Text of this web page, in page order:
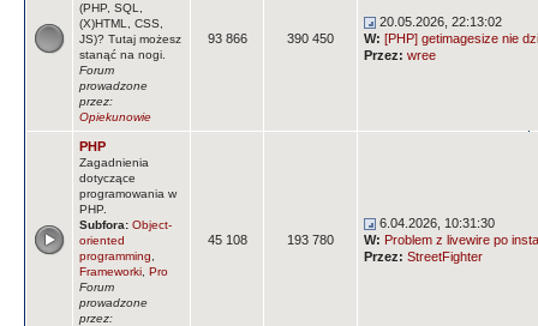
(PHP, SQL,
(X)HTML, CSS,
JS)? Tutaj możesz
stanąć na nogi.
Forum
prowadzone
przez:
Opiekunowie
93 866 390 450
20.05.2026, 22:13:02
W: [PHP] getimagesize nie
Przez: wree
PHP
Zagadnienia
dotyczące
programowania w
PHP.
Subfora: Object-
oriented
programming
Frameworki Pro
Forum
prowadzone
przez:
45 108 193 780
6.04.2026, 10:31:30
W: Problem z livewire po
Przez: StreetFighter